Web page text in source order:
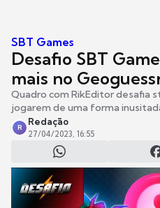
SBT Games
Desafio SBT
mais no
Quadro com RikEditor desafia
jogarem de uma forma
R
Redação
27/04/2023, 16:55